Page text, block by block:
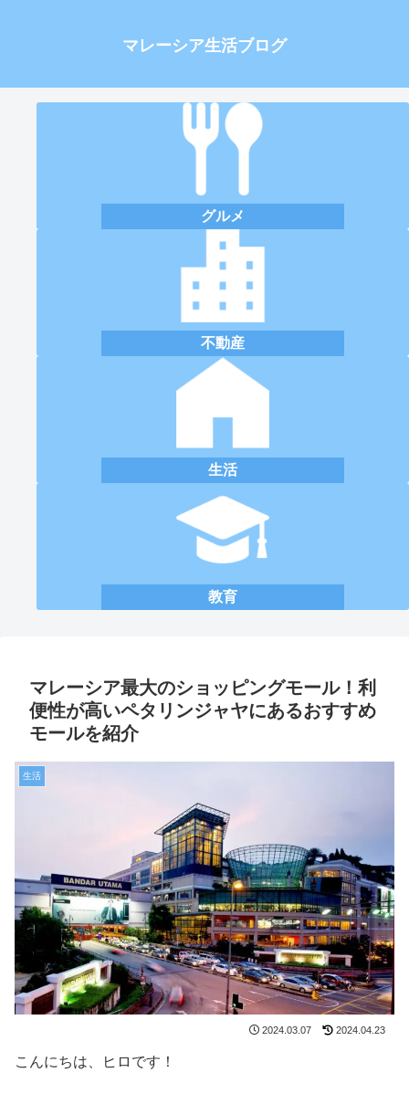
マレーシア生活ブログ
グルメ
不動産
生活
教育
マレーシア最大のショッピングモール！利
便性が高いペタリンジャヤにあるおすすめ
モールを紹介
生活
2024.03.07 2024.04.23
こんにちは、ヒロです！